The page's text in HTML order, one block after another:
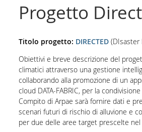
Progetto
Titolo progetto: DIRECTED (DIsaster
Obiettivi e breve descrizione del
climatici attraverso una gestione
collaborando alla promozione di un
cloud DATA-FABRIC, per la
Compito di Arpae sarà fornire dati e
scenari futuri di rischio di alluvione e
per due delle aree target prescelte